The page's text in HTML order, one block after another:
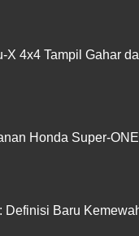
X 4x4 Tampil Gahar
Honda Super-
Definisi Baru